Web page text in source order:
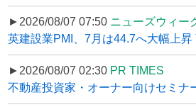
►2026/08/07 07:50 ニューズウィー
英建設業PMI、7月は44.7へ大幅上
►2026/08/07 02:30 PR TIMES
不動産投資家・オーナー向けセミナ